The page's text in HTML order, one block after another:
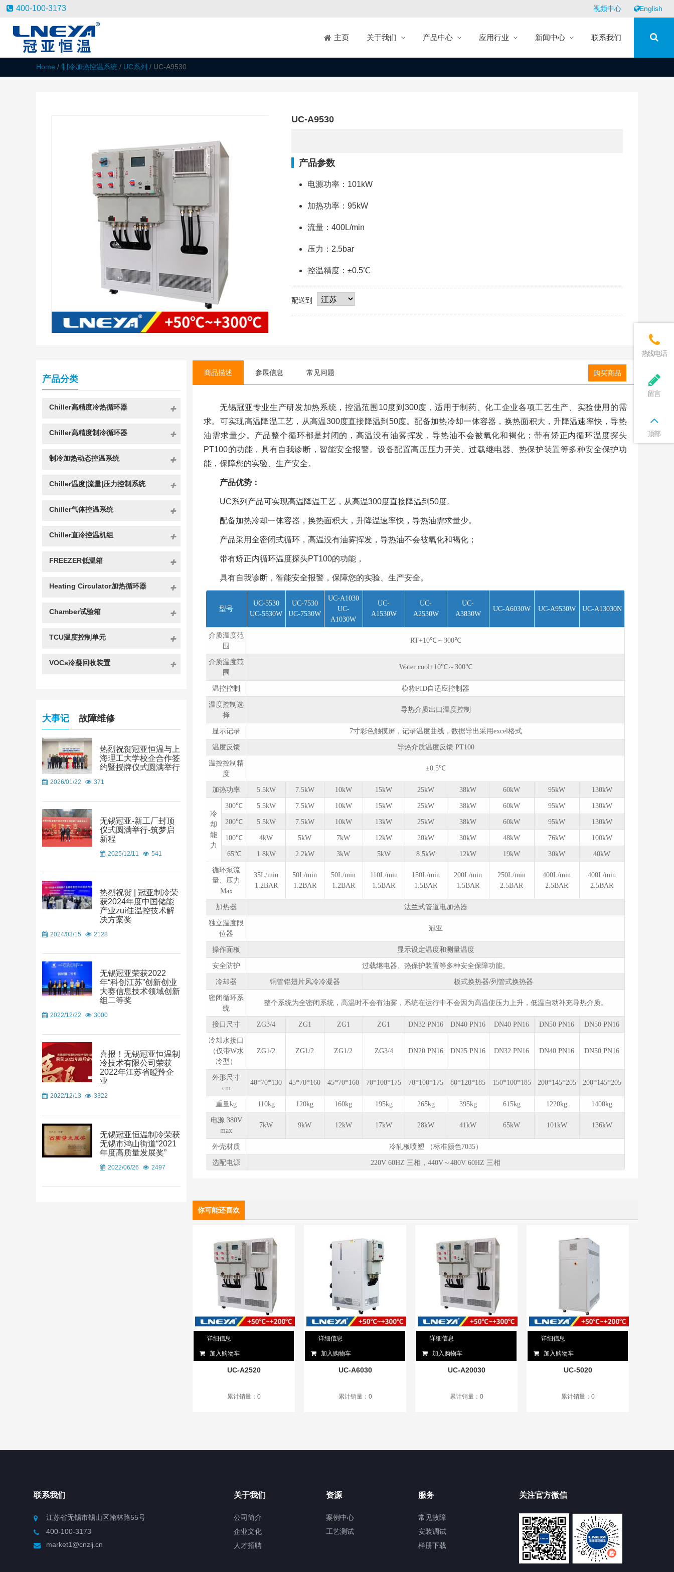
400-100-3173 视频中心 English
主页 关于我们 产品中心 应用行业 新闻中心 联系我们
Home / 制冷加热控温系统 / UC系列 / UC-A9530
UC-A9530
产品参数
电源功率：101kW
加热功率：95kW
流量：400L/min
压力：2.5bar
控温精度：±0.5℃
配送到
商品描述 参展信息 常见问题 购买商品
无锡冠亚专业生产研发加热系统，控温范围10度到300度，适用于制药、化工企业各项工艺生产、实验使用的需
求。可实现高温降温工艺，从高温300度直接降温到50度。配备加热冷却一体容器，换热面积大，升降温速率快，导热
油需求量少。产品整个循环都是封闭的，高温没有油雾挥发，导热油不会被氧化和褐化；带有矫正内循环温度探头
PT100的功能，具有自我诊断，智能安全报警。设备配置高压压力开关、过载继电器、热保护装置等多种安全保护功
能，保障您的实验、生产安全。
产品优势：
UC系列产品可实现高温降温工艺，从高温300度直接降温到50度。
配备加热冷却一体容器，换热面积大，升降温速率快，导热油需求量少。
产品采用全密闭式循环，高温没有油雾挥发，导热油不会被氧化和褐化；
带有矫正内循环温度探头PT100的功能，
具有自我诊断，智能安全报警，保障您的实验、生产安全。
型号
UC-5530
UC-5530W
UC-7530
UC-7530W
UC-A1030
UC-
A1030W
UC-
A1530W
UC-
A2530W
UC-
A3830W
UC-A6030W UC-A9530W UC-A13030N
介质温度范
围
RT+10℃～300℃
介质温度范
围
Water cool+10℃～300℃
温控控制 模糊PID自适应控制器
温度控制选
择
导热介质出口温度控制
显示记录 7寸彩色触摸屏，记录温度曲线，数据导出采用excel格式
温度反馈 导热介质温度反馈 PT100
温控控制精
度
±0.5℃
加热功率 5.5kW 7.5kW 10kW 15kW 25kW 38kW 60kW 95kW 130kW
冷
却
能
力
300℃ 5.5kW 7.5kW 10kW 15kW 25kW 38kW 60kW 95kW 130kW
200℃ 5.5kW 7.5kW 10kW 13kW 25kW 38kW 60kW 95kW 130kW
100℃ 4kW 5kW 7kW 12kW 20kW 30kW 48kW 76kW 100kW
65℃ 1.8kW 2.2kW 3kW 5kW 8.5kW 12kW 19kW 30kW 40kW
循环泵流
量、压力
Max
35L/min
1.2BAR
50L/min
1.2BAR
50L/min
1.2BAR
110L/min
1.5BAR
150L/min
1.5BAR
200L/min
1.5BAR
250L/min
2.5BAR
400L/min
2.5BAR
400L/min
2.5BAR
加热器 法兰式管道电加热器
独立温度限
位器
冠亚
操作面板 显示设定温度和测量温度
安全防护 过载继电器、热保护装置等多种安全保障功能。
冷却器 铜管铝翅片风冷冷凝器 板式换热器/列管式换热器
密闭循环系
统
整个系统为全密闭系统，高温时不会有油雾，系统在运行中不会因为高温使压力上升，低温自动补充导热介质。
接口尺寸 ZG3/4 ZG1 ZG1 ZG1 DN32 PN16 DN40 PN16 DN40 PN16 DN50 PN16 DN50 PN16
冷却水接口
（仅带W水
冷型）
ZG1/2 ZG1/2 ZG1/2 ZG3/4 DN20 PN16 DN25 PN16 DN32 PN16 DN40 PN16 DN50 PN16
外形尺寸
cm
40*70*130 45*70*160 45*70*160 70*100*175 70*100*175 80*120*185 150*100*185 200*145*205 200*145*205
重量kg 110kg 120kg 160kg 195kg 265kg 395kg 615kg 1220kg 1400kg
电源 380V
max
7kW 9kW 12kW 17kW 28kW 41kW 65kW 101kW 136kW
外壳材质 冷轧板喷塑 （标准颜色7035）
选配电源 220V 60HZ 三相，440V～480V 60HZ 三相
你可能还喜欢
详细信息
加入购物车
UC-A2520
累计销量：0
详细信息
加入购物车
UC-A6030
累计销量：0
详细信息
加入购物车
UC-A20030
累计销量：0
详细信息
加入购物车
UC-5020
累计销量：0
产品分类
Chiller高精度冷热循环器
Chiller高精度制冷循环器
制冷加热动态控温系统
Chiller温度|流量|压力控制系统
Chiller气体控温系统
Chiller直冷控温机组
FREEZER低温箱
Heating Circulator加热循环器
Chamber试验箱
TCU温度控制单元
VOCs冷凝回收装置
大事记 故障维修
热烈祝贺冠亚恒温与上
海理工大学校企合作签
约暨授牌仪式圆满举行
2026/01/22 371
无锡冠亚-新工厂封顶
仪式圆满举行-筑梦启
新程
2025/12/11 541
热烈祝贺 | 冠亚制冷荣
获2024年度中国储能
产业zui佳温控技术解
决方案奖
2024/03/15 2128
无锡冠亚荣获2022
年“科创江苏”创新创业
大赛信息技术领域创新
组二等奖
2022/12/22 3000
喜报！无锡冠亚恒温制
冷技术有限公司荣获
2022年江苏省瞪羚企
业
2022/12/13 3322
无锡冠亚恒温制冷荣获
无锡市鸿山街道“2021
年度高质量发展奖”
2022/06/26 2497
无锡冠亚制冷加热控温
系统供回液温差大报警
解决方案
2022/12/12 3187
无锡冠亚冷热一体机低
压报警解决方案
2022/12/12 2913
冠亚恒温制冷加热循环
解决方案
2022/12/12 3476
无锡冠亚恒温高低温循
环机压缩机热过载保护
复位操作
无锡冠亚恒温制冷制热
一体机制冷剂泄露检查
2022/12/12 2575
联系我们
江苏省无锡市锡山区翰林路55号
400-100-3173
market1@cnzlj.cn
关于我们
公司简介
企业文化
人才招聘
资源
案例中心
工艺测试
服务
常见故障
安装调试
样册下载
关注官方微信
热线电话
留言
顶部